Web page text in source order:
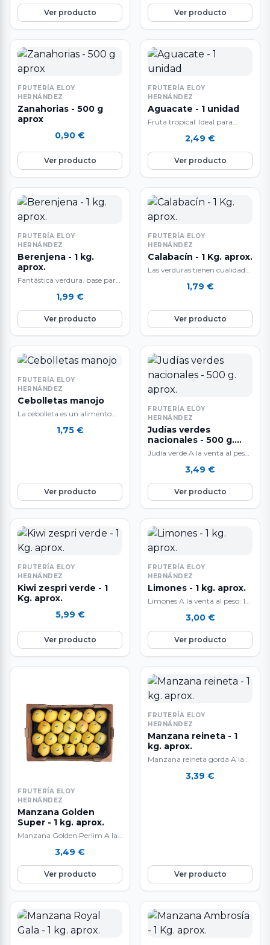
Ver producto Ver producto
FRUTERÍA ELOY
HERNÁNDEZ
Zanahorias - 500 g
aprox
0,90 €
Ver producto
FRUTERÍA ELOY
HERNÁNDEZ
Aguacate - 1 unidad
Fruta tropical. Ideal para
Fuente de fibra y ácido fólico.
Contiene…
2,49 €
Ver producto
FRUTERÍA ELOY
HERNÁNDEZ
Berenjena - 1 kg.
aprox.
Fantástica verdura. base para
famosas del mundo. Muy
apreciada en…
1,99 €
Ver producto
FRUTERÍA ELOY
HERNÁNDEZ
Calabacín - 1 Kg. aprox.
Las verduras tienen cualidades
bajas en calorías.
1,79 €
Ver producto
FRUTERÍA ELOY
HERNÁNDEZ
Cebolletas manojo
La cebolleta es un alimento
porque su contenido en
1,75 €
Ver producto
FRUTERÍA ELOY
HERNÁNDEZ
Judías verdes
nacionales - 500 g.
aprox.
Judía verde A la venta al peso:
peso final del producto…
3,49 €
Ver producto
FRUTERÍA ELOY
HERNÁNDEZ
Kiwi zespri verde - 1
Kg. aprox.
5,99 €
Ver producto
FRUTERÍA ELOY
HERNÁNDEZ
Limones - 1 kg. aprox.
Limones A la venta al peso: 1
peso final del producto es…
3,00 €
Ver producto
FRUTERÍA ELOY
HERNÁNDEZ
Manzana Golden
Super - 1 kg. aprox.
Manzana Golden Perlim A la
aproximadamente. El peso
final del…
3,49 €
Ver producto
FRUTERÍA ELOY
HERNÁNDEZ
Manzana reineta - 1
kg. aprox.
Manzana reineta gorda A la
aproximadamente. El peso
3,39 €
Ver producto